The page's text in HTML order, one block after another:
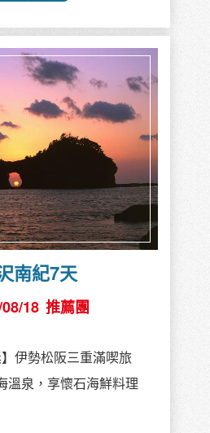
南紀7天
18 推薦團
】伊勢松阪三重滿喫旅
溫泉，享懷石海鮮料理